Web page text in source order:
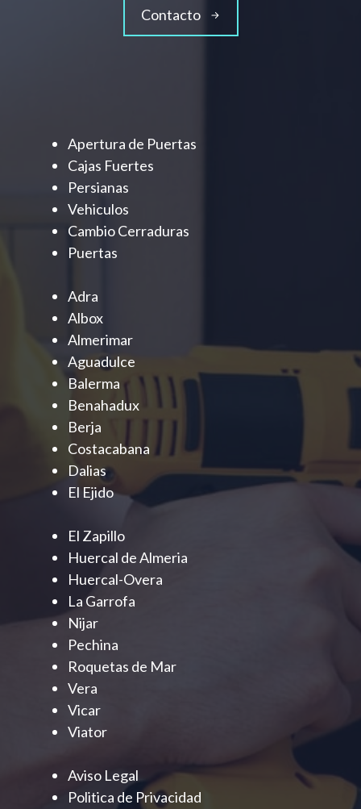
Contacto
Apertura de Puertas
Cajas Fuertes
Persianas
Vehiculos
Cambio Cerraduras
Puertas
Adra
Albox
Almerimar
Aguadulce
Balerma
Benahadux
Berja
Costacabana
Dalias
El Ejido
El Zapillo
Huercal de Almeria
Huercal-Overa
La Garrofa
Nijar
Pechina
Roquetas de Mar
Vera
Vicar
Viator
Aviso Legal
Politica de Privacidad